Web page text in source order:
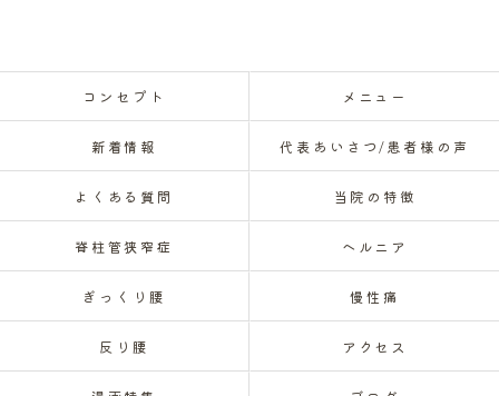
コンセプト メニュー
新着情報 代表あいさつ/患者様の声
よくある質問 当院の特徴
脊柱管狭窄症 ヘルニア
ぎっくり腰 慢性痛
反り腰 アクセス